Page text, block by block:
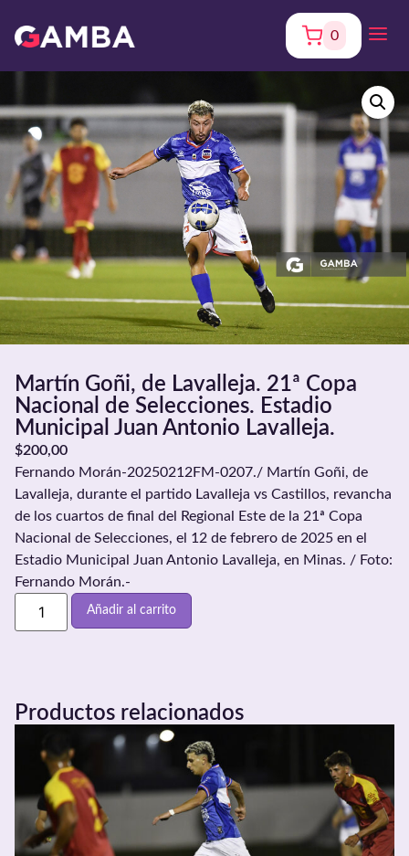
0
Martín Goñi, de Lavalleja. 21ª Copa
Nacional de Selecciones. Estadio
Municipal Juan Antonio Lavalleja.
$200,00
Fernando Morán-20250212FM-0207./ Martín Goñi, de
Lavalleja, durante el partido Lavalleja vs Castillos, revancha
de los cuartos de final del Regional Este de la 21ª Copa
Nacional de Selecciones, el 12 de febrero de 2025 en el
Estadio Municipal Juan Antonio Lavalleja, en Minas. / Foto:
Fernando Morán.-
Añadir al carrito
Productos relacionados